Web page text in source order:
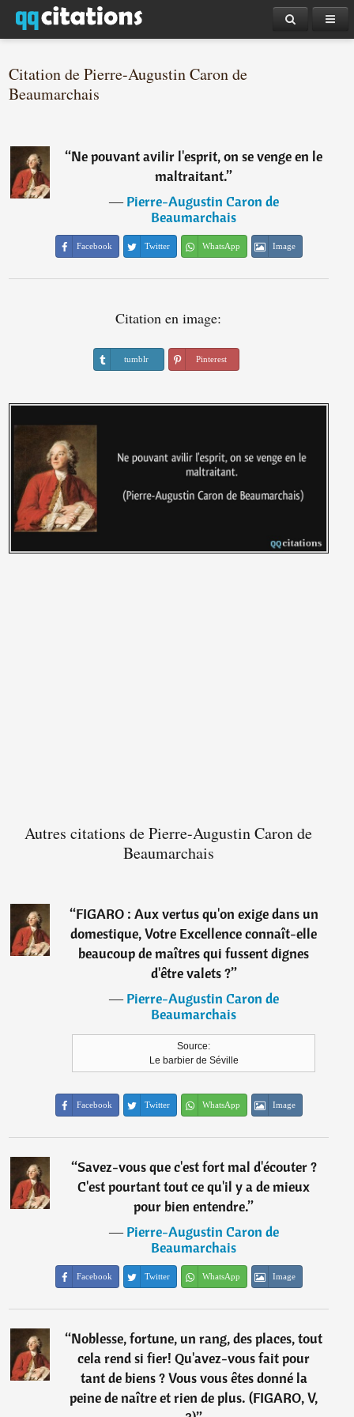
Citation de Pierre-Augustin Caron de
Beaumarchais
“Ne pouvant avilir l'esprit, on se venge en le
maltraitant.”
―Pierre-Augustin Caron de
Beaumarchais
Facebook Twitter WhatsApp Image
Citation en image:
tumblr Pinterest
Autres citations de Pierre-Augustin Caron de
Beaumarchais
“FIGARO : Aux vertus qu'on exige dans un
domestique, Votre Excellence connaît-elle
beaucoup de maîtres qui fussent dignes
d'être valets ?”
―Pierre-Augustin Caron de
Beaumarchais
Source:
Le barbier de Séville
Facebook Twitter WhatsApp Image
“Savez-vous que c'est fort mal d'écouter ?
C'est pourtant tout ce qu'il y a de mieux
pour bien entendre.”
―Pierre-Augustin Caron de
Beaumarchais
Facebook Twitter WhatsApp Image
“Noblesse, fortune, un rang, des places, tout
cela rend si fier! Qu'avez-vous fait pour
tant de biens ? Vous vous êtes donné la
peine de naître et rien de plus. (FIGARO, V,